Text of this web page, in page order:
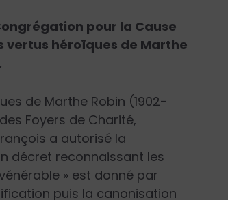
pour la Cause
vertus héroïques de Marthe
.
de Marthe Robin (1902-
Foyers de Charité,
a autorisé la
décret reconnaissant les
» est donné par
puis la canonisation